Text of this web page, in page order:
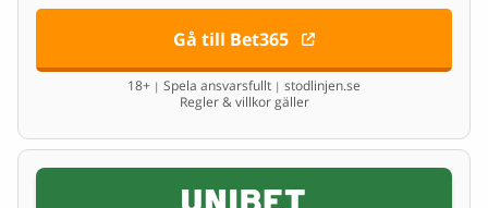
Gå till Bet365
18+ | Spela ansvarsfullt | stodlinjen.se
Regler & villkor gäller